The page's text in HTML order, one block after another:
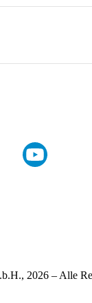
2026 – Alle